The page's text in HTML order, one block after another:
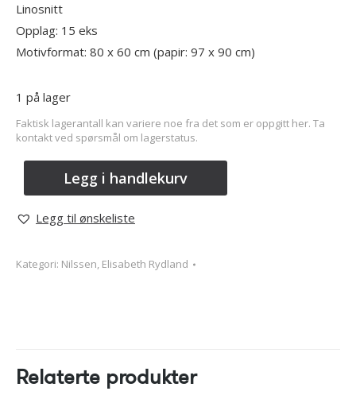
Linosnitt
Opplag: 15 eks
Motivformat: 80 x 60 cm (papir: 97 x 90 cm)
1 på lager
Faktisk lagerantall kan variere noe fra det som er oppgitt her. Ta
kontakt ved spørsmål om lagerstatus.
Legg i handlekurv
Legg til ønskeliste
Kategori: Nilssen, Elisabeth Rydland
Relaterte produkter